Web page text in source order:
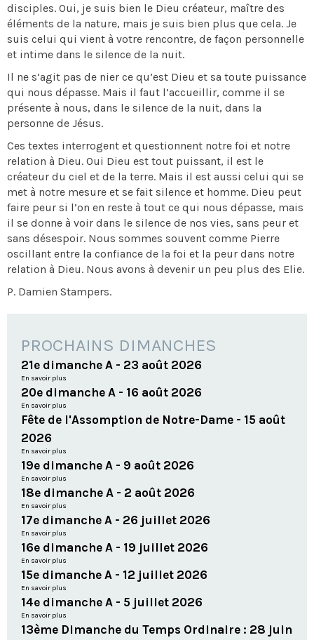
disciples. Oui, je suis bien le Dieu créateur, maître des
éléments de la nature, mais je suis bien plus que cela. Je
suis celui qui vient à votre rencontre, de façon personnelle
et intime dans le silence de la nuit.
Il ne s’agit pas de nier ce qu’est Dieu et sa toute puissance
qui nous dépasse. Mais il faut l’accueillir, comme il se
présente à nous, dans le silence de la nuit, dans la
personne de Jésus.
Ces textes interrogent et questionnent notre foi et notre
relation à Dieu. Oui Dieu est tout puissant, il est le
créateur du ciel et de la terre. Mais il est aussi celui qui se
met à notre mesure et se fait silence et homme. Dieu peut
faire peur si l’on en reste à tout ce qui nous dépasse, mais
il se donne à voir dans le silence de nos vies, sans peur et
sans désespoir. Nous sommes souvent comme Pierre
oscillant entre la confiance de la foi et la peur dans notre
relation à Dieu. Nous avons à devenir un peu plus des Elie.
P. Damien Stampers.
PROCHAINS DIMANCHES
21e dimanche A - 23 août 2026
En savoir plus
20e dimanche A - 16 août 2026
En savoir plus
Fête de l'Assomption de Notre-Dame - 15 août
2026
En savoir plus
19e dimanche A - 9 août 2026
En savoir plus
18e dimanche A - 2 août 2026
En savoir plus
17e dimanche A - 26 juillet 2026
En savoir plus
16e dimanche A - 19 juillet 2026
En savoir plus
15e dimanche A - 12 juillet 2026
En savoir plus
14e dimanche A - 5 juillet 2026
En savoir plus
13ème Dimanche du Temps Ordinaire : 28 juin